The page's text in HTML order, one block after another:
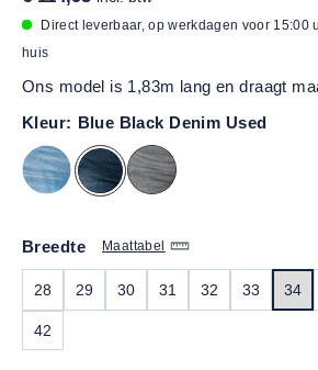
Direct leverbaar, op werkdagen voor 15:00
huis
Ons model is 1,83m lang en draagt
Kleur: Blue Black Denim Used
Maattabel
Breedte
28 29 30 31 32 33 34
42